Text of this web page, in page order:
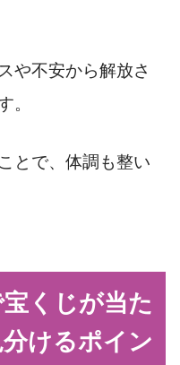
や不安から解放さ
。
とで、体調も整い
くじが当た
けるポイン